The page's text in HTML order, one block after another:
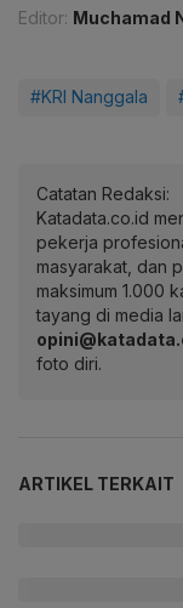
Editor: Muchamad
#KRI Nanggala
Catatan Redaksi:
Katadata.co.id
pekerja
masyarakat, dan
maksimum 1.000
tayang di media
foto diri.
ARTIKEL TERKAIT